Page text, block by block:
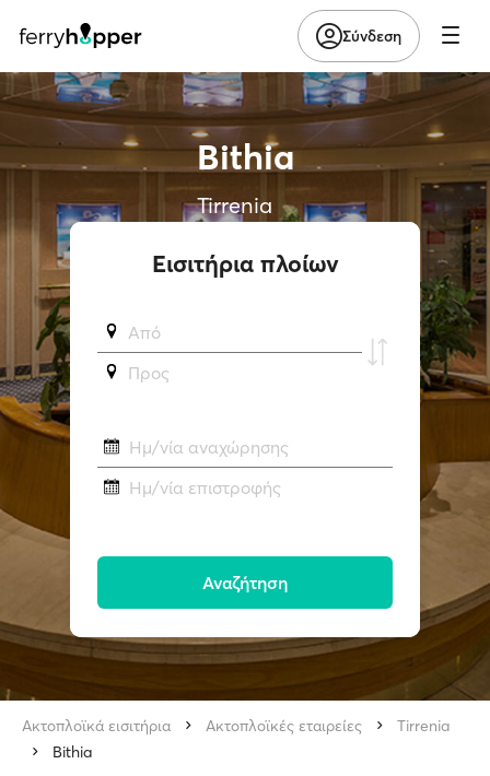
Σύνδεση
Bithia
Tirrenia
Εισιτήρια πλοίων
Από
Προς
Ημ/νία αναχώρησης
Ημ/νία επιστροφής
Αναζήτηση
Ακτοπλοϊκά εισιτήρια Ακτοπλοϊκές εταιρείες
Tirrenia
Bithia